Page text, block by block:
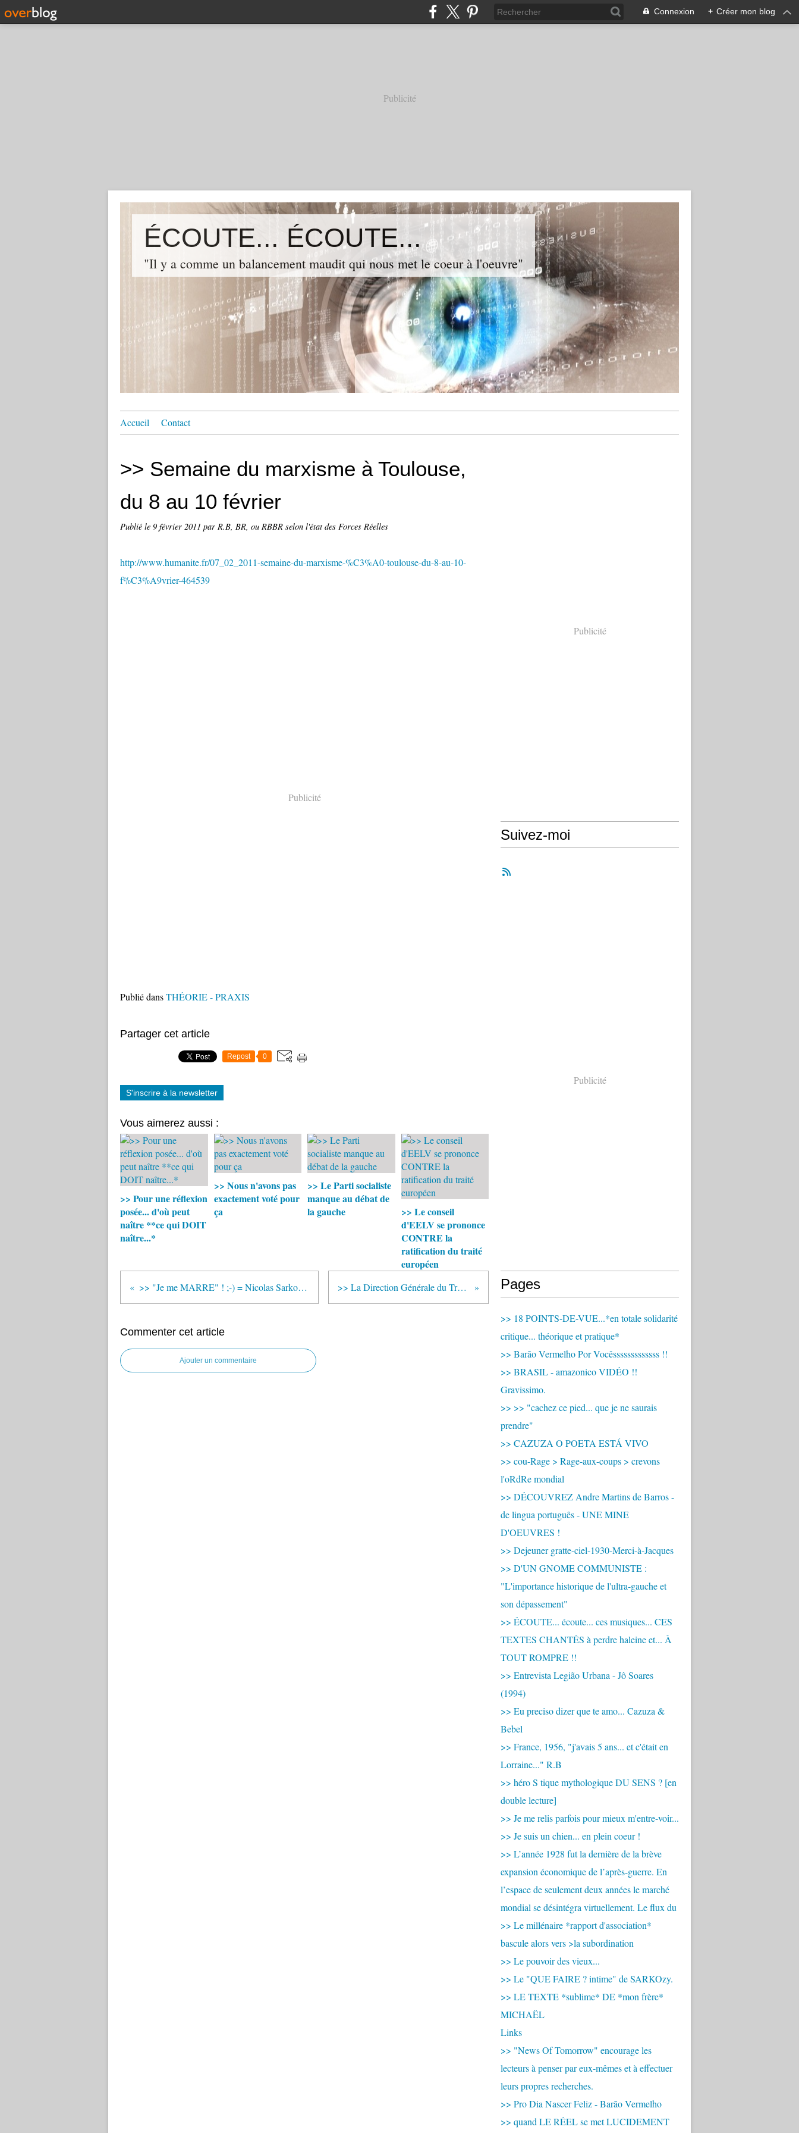
Connexion + Créer mon blog
Publicité
ÉCOUTE... ÉCOUTE...
"Il y a comme un balancement maudit qui nous met le coeur à l'oeuvre"
Accueil Contact
>> Semaine du marxisme à Toulouse,
du 8 au 10 février
Publié le 9 février 2011 par R.B, BR, ou RBBR selon l'état des Forces Réelles
http://www.humanite.fr/07_02_2011-semaine-du-marxisme-%C3%A0-toulouse-du-8-au-10-
f%C3%A9vrier-464539
Publicité
Publié dansTHÉORIE - PRAXIS
Partager cet article
Repost 0
S'inscrire à la newsletter
Vous aimerez aussi :
>> Pour une réflexion
posée... d'où peut
naître **ce qui DOIT
naître...*
>> Nous n'avons pas
exactement voté pour
ça
>> Le Parti socialiste
manque au débat de
la gauche
>> Le conseil
d'EELV se prononce
CONTRE la
ratification du traité
européen
>> "Je me MARRE" ! ;-) = Nicolas Sarkozy, agent de voyage du gouvernement >> La Direction Générale du Travail... au service du patronat !
Commenter cet article
Ajouter un commentaire
Publicité
Suivez-moi
Publicité
Pages
>> 18 POINTS-DE-VUE...*en totale solidarité
critique... théorique et pratique*
>> Barão Vermelho Por Vocêsssssssssssss !!
>> BRASIL - amazonico VIDÉO !!
Gravissimo.
>> >> "cachez ce pied... que je ne saurais
prendre"
>> CAZUZA O POETA ESTÁ VIVO
>> cou-Rage > Rage-aux-coups > crevons
l'oRdRe mondial
>> DÉCOUVREZ Andre Martins de Barros -
de lingua português - UNE MINE
D'OEUVRES !
>> Dejeuner gratte-ciel-1930-Merci-à-Jacques
>> D'UN GNOME COMMUNISTE :
"L'importance historique de l'ultra-gauche et
son dépassement"
>> ÉCOUTE... écoute... ces musiques... CES
TEXTES CHANTÉS à perdre haleine et... À
TOUT ROMPRE !!
>> Entrevista Legião Urbana - Jô Soares
(1994)
>> Eu preciso dizer que te amo... Cazuza &
Bebel
>> France, 1956, "j'avais 5 ans... et c'était en
Lorraine..." R.B
>> héro S tique mythologique DU SENS ? [en
double lecture]
>> Je me relis parfois pour mieux m'entre-voir...
>> Je suis un chien... en plein coeur !
>> L’année 1928 fut la dernière de la brève
expansion économique de l’après-guerre. En
l’espace de seulement deux années le marché
mondial se désintégra virtuellement. Le flux du
>> Le millénaire *rapport d'association*
bascule alors vers >la subordination
>> Le pouvoir des vieux...
>> Le "QUE FAIRE ? intime" de SARKOzy.
>> LE TEXTE *sublime* DE *mon frère*
MICHAËL
Links
>> "News Of Tomorrow" encourage les
lecteurs à penser par eux-mêmes et à effectuer
leurs propres recherches.
>> Pro Dia Nascer Feliz - Barão Vermelho
>> quand LE RÉEL se met LUCIDEMENT